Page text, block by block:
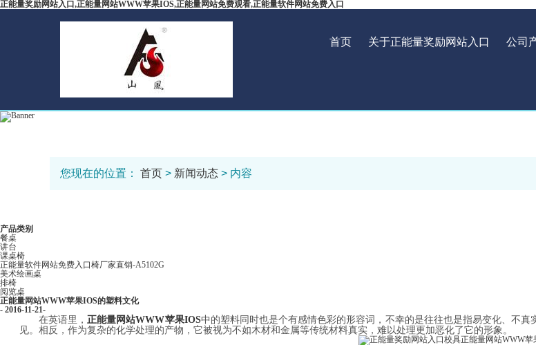
正能量奖励网站入口,正能量网站WWW苹果IOS,正能量网站免费观看,正能量软件网站免费入口
首页 关于正能量奖励网站入口 公司
您现在的位置： 首页 > 新闻动态 > 内容
产品类别
餐桌
讲台
课桌椅
正能量软件网站免费入口椅厂家直销-A5102G
美术绘画桌
排椅
阅览桌
正能量网站WWW苹果IOS的塑料文化
- 2016-11-21-
在英语里，正能量网站WWW苹果IOS中的塑料同时也是个有感情色彩的形容词，不幸的是往往也是指易变化、不
见。相反，作为复杂的化学处理的产物，它被视为不如木材和金属等传统材料真实，难以处理更加恶化了它的形象。